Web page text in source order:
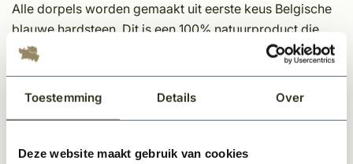
Toestemming Details Over
Deze website maakt gebruik van cookies
Alle dorpels worden gemaakt uit eerste keus Belgische
blauwe hardsteen. Dit is een 100% natuurproduct die
rechtstreeks uit de groeves van Carrières du Hainaut
perfect afgewerkte dorpels.
Specificaties: